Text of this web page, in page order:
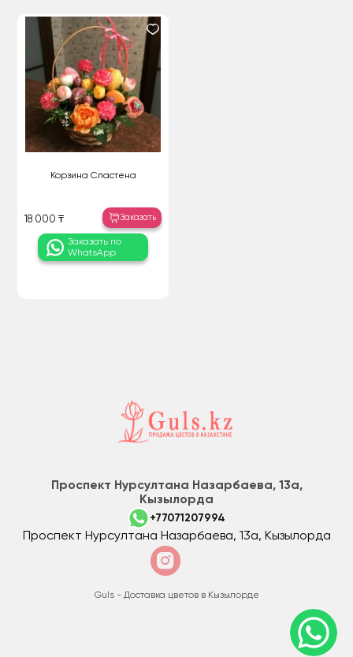
Корзина Сластена
18 000 ₸ Заказать
Заказать по
WhatsApp
Проспект Нурсултана Назарбаева, 13а,
Кызылорда
+77071207994
Проспект Нурсултана Назарбаева, 13а, Кызылорда
Guls - Доставка цветов в Кызылорде